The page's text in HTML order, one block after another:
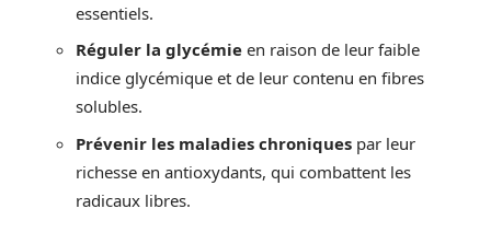
essentiels.
Réguler la glycémie en raison de leur faible
indice glycémique et de leur contenu en fibres
solubles.
Prévenir les maladies chroniques par leur
richesse en antioxydants, qui combattent les
radicaux libres.